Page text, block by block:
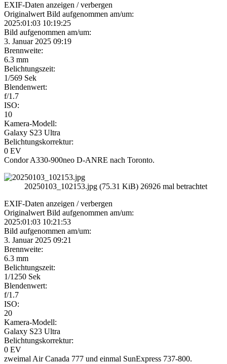
EXIF-Daten anzeigen / verbergen
Originalwert Bild aufgenommen am/um:
2025:01:03 10:19:25
Bild aufgenommen am/um:
3. Januar 2025 09:19
Brennweite:
6.3 mm
Belichtungszeit:
1/569 Sek
Blendenwert:
f/1.7
ISO:
10
Kamera-Modell:
Galaxy S23 Ultra
Belichtungskorrektur:
0 EV
Condor A330-900neo D-ANRE nach Toronto.
20250103_102153.jpg (75.31 KiB) 26926 mal betrachtet
EXIF-Daten anzeigen / verbergen
Originalwert Bild aufgenommen am/um:
2025:01:03 10:21:53
Bild aufgenommen am/um:
3. Januar 2025 09:21
Brennweite:
6.3 mm
Belichtungszeit:
1/1250 Sek
Blendenwert:
f/1.7
ISO:
20
Kamera-Modell:
Galaxy S23 Ultra
Belichtungskorrektur:
0 EV
zweimal Air Canada 777 und einmal SunExpress 737-800.